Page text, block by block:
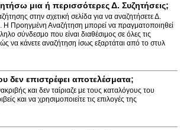
μια ή περισσότερες Δ. Συζητήσεις;
στην σχετική σελίδα για να αναζητήσετε Δ.
Η Προηγμένη Αναζήτηση μπορεί να πραγματοποιηθεί
σύνδεσμο που είναι διαθέσιμος σε όλες τις
να κάνετε αναζήτηση ίσως εξαρτάται από το στυλ
δεν επιστρέφει αποτελέσματα;
και δεν ταίριαζε με τους καταλόγους του
και να χρησιμοποιείτε τις επιλογές της